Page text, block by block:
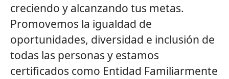
creciendo y alcanzando tus metas.
Promovemos la igualdad de
oportunidades, diversidad e inclusión de
todas las personas y estamos
certificados como Entidad Familiarmente